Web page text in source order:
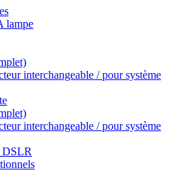
lampe
interchangeable / pour système
interchangeable / pour système
DSLR